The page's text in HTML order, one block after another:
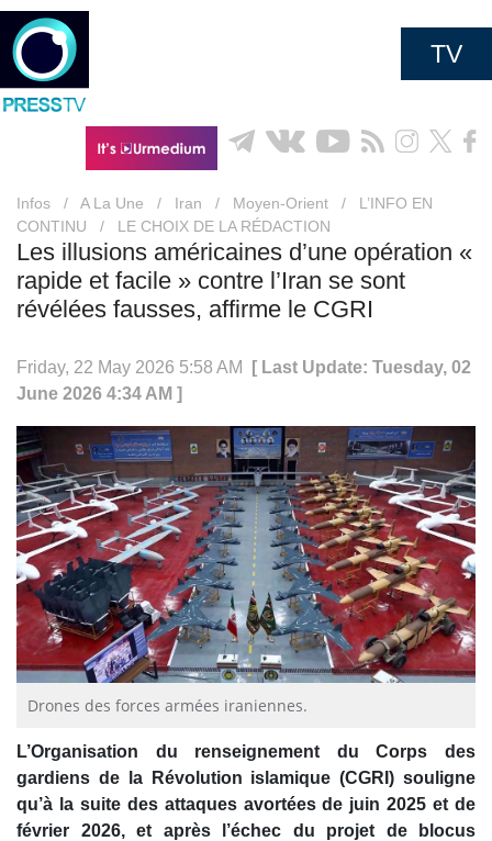
TV
Infos / A La Une / Iran / Moyen-Orient /
L’INFO EN
CONTINU
/ LE CHOIX DE LA RÉDACTION
Les illusions américaines d’une opération «
rapide et facile » contre l’Iran se sont
révélées fausses, affirme le CGRI
Friday, 22 May 2026 5:58 AM
[ Last Update: Tuesday, 02
June 2026 4:34 AM ]
Drones des forces armées iraniennes.
L’Organisation du renseignement du Corps des
gardiens de la Révolution islamique (CGRI) souligne
qu’à la suite des attaques avortées de juin 2025 et de
février 2026, et après l’échec du projet de blocus